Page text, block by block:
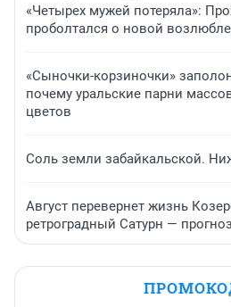
«Четырех мужей потеряла»:
проболтался о новой
«Сыночки-корзиночки»
почему уральские парни
цветов
Соль земли забайкальской.
Август перевернет жизнь
ретроградный Сатурн — прогноз